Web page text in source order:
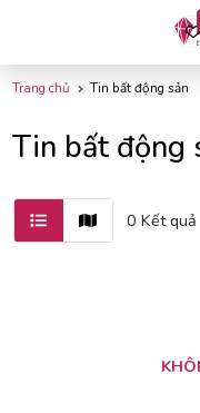
Trang chủ Tin bất động sản
Tin bất động
0 Kết quả